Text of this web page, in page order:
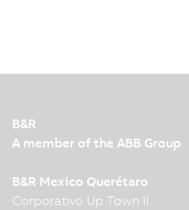
B&R
A member of the ABB Group
B&R Mexico Querétaro
Corporativo Up Town II